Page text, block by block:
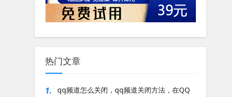
热门文章
1.
qq频道怎么关闭，qq频道关闭方法，在QQ